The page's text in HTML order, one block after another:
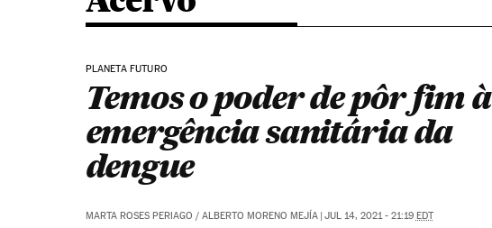
PLANETA FUTURO
Temos o poder de pôr fim à
emergência sanitária da
dengue
MARTA ROSES PERIAGO / ALBERTO MORENO MEJÍA | JUL 14, 2021 - 21:19 EDT